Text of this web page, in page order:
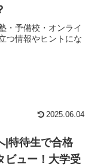
・予備校・オンライ
つ情報やヒントにな
2025.06.04
|特待生で合格
ビュー！大学受